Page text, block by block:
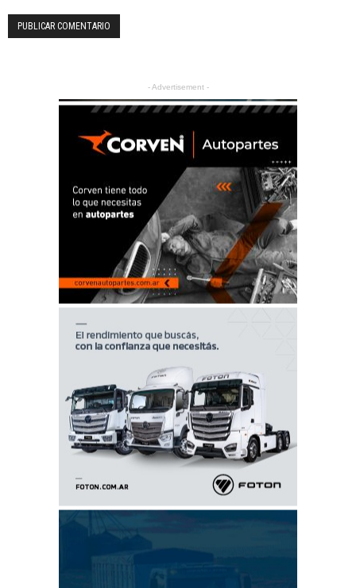
- Advertisement -